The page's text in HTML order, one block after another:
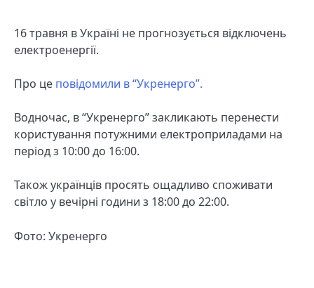
16 травня в Україні не прогнозується відключень
електроенергії.
Про це повідомили в “Укренерго”.
Водночас, в “Укренерго” закликають перенести
користування потужними електроприладами на
період з 10:00 до 16:00.
Також українців просять ощадливо споживати
світло у вечірні години з 18:00 до 22:00.
Фото: Укренерго